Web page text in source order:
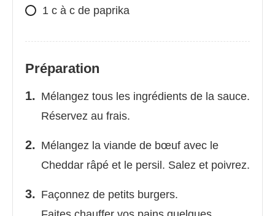
1 c à c de paprika
Préparation
Mélangez tous les ingrédients de la sauce.
Réservez au frais.
Mélangez la viande de bœuf avec le
Cheddar râpé et le persil. Salez et poivrez.
Façonnez de petits burgers.